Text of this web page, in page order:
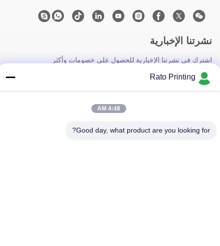
نشرتنا الإخبارية
اشترك في نشرتنا الإخبارية للحصول على خصومات وأكثر.
Rato Printing
4:48 AM
Good day, what product are you looking for?